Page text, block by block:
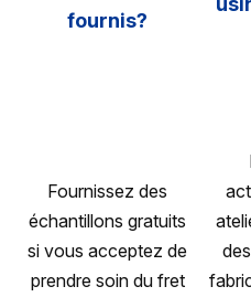
fournis?
Fournissez des
échantillons gratuits
si vous acceptez de
prendre soin du fret